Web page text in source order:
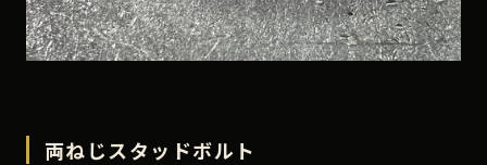
両ねじスタッドボルト